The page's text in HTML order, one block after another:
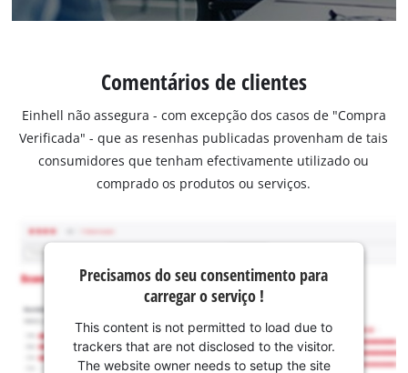
Comentários de clientes
Einhell não assegura - com excepção dos casos de "Compra
Verificada" - que as resenhas publicadas provenham de tais
consumidores que tenham efectivamente utilizado ou
comprado os produtos ou serviços.
Precisamos do seu consentimento para
carregar o serviço !
This content is not permitted to load due to
trackers that are not disclosed to the visitor.
The website owner needs to setup the site